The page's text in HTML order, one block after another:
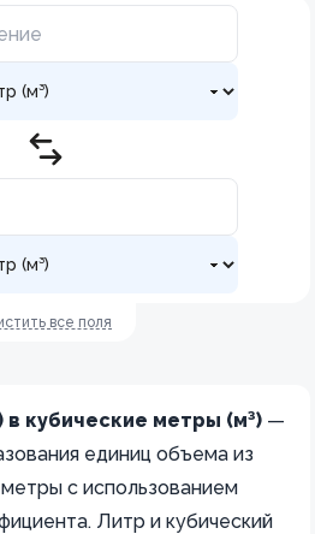
все поля
кубические метры (м³) —
единиц объема из
с использованием
Литр и кубический